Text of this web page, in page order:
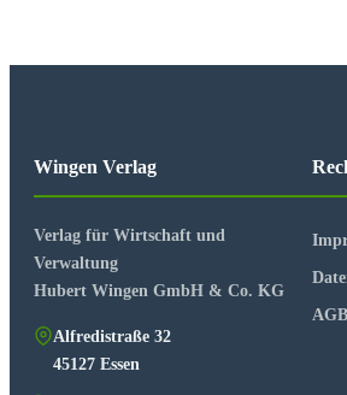
- IfSG und
Kirchenrechtlicher Aspekt der
Kirchenrechtlicher Aspekt der
Liturgierechtlicher und
Wingen Verlag
Verlag für Wirtschaft und
Verwaltung
Hubert Wingen GmbH & Co. KG
Alfredistraße 32
45127 Essen